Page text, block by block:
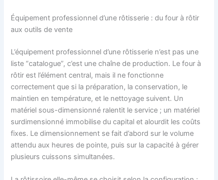
Équipement professionnel d’une rôtisserie : du four à rôtir
aux outils de vente
L’équipement professionnel d’une rôtisserie n’est pas une
liste “catalogue”, c’est une chaîne de production. Le four à
rôtir est l’élément central, mais il ne fonctionne
correctement que si la préparation, la conservation, le
maintien en température, et le nettoyage suivent. Un
matériel sous-dimensionné ralentit le service ; un matériel
surdimensionné immobilise du capital et alourdit les coûts
fixes. Le dimensionnement se fait d’abord sur le volume
attendu aux heures de pointe, puis sur la capacité à gérer
plusieurs cuissons simultanées.